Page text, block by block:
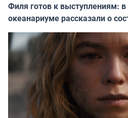
Филя готов к выступлениям:
океанариуме рассказали о